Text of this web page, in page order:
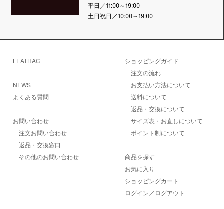
平日／11:00～19:00
土日祝日／10:00～19:00
LEATHAC
NEWS
よくある質問
お問い合わせ
注文お問い合わせ
返品・交換窓口
その他のお問い合わせ
ショッピングガイド
注文の流れ
お支払い方法について
送料について
返品・交換について
サイズ表・お直しについて
ポイント制について
商品を探す
お気に入り
ショッピングカート
ログイン／ログアウト